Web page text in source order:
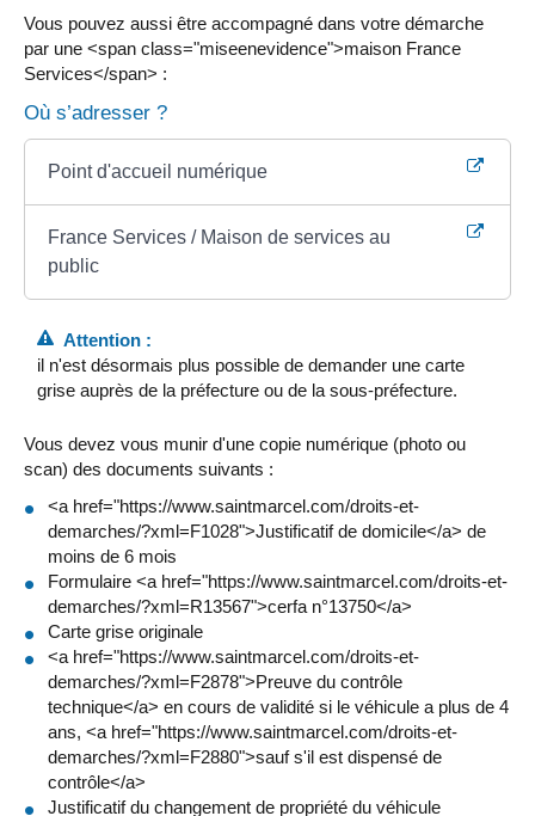
Vous pouvez aussi être accompagné dans votre démarche
par une <span class="miseenevidence">maison France
Services</span> :
Où s’adresser ?
Point d'accueil numérique
France Services / Maison de services au
public
Attention :
il n'est désormais plus possible de demander une carte
grise auprès de la préfecture ou de la sous-préfecture.
Vous devez vous munir d'une copie numérique (photo ou
scan) des documents suivants :
<a href="https://www.saintmarcel.com/droits-et-
demarches/?xml=F1028">Justificatif de domicile</a> de
moins de 6 mois
Formulaire <a href="https://www.saintmarcel.com/droits-et-
demarches/?xml=R13567">cerfa n°13750</a>
Carte grise originale
<a href="https://www.saintmarcel.com/droits-et-
demarches/?xml=F2878">Preuve du contrôle
technique</a> en cours de validité si le véhicule a plus de 4
ans, <a href="https://www.saintmarcel.com/droits-et-
demarches/?xml=F2880">sauf s'il est dispensé de
contrôle</a>
Justificatif du changement de propriété du véhicule